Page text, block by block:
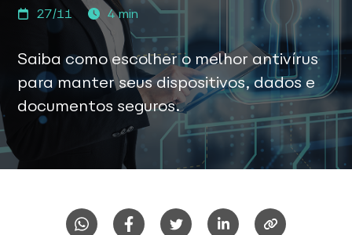
27/11 4 min
Saiba como escolher o melhor antivírus
para manter seus dispositivos, dados e
documentos seguros.